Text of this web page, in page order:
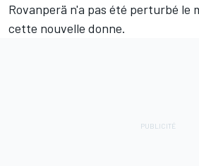
Rovanperä n'a pas été perturbé le
cette nouvelle donne.